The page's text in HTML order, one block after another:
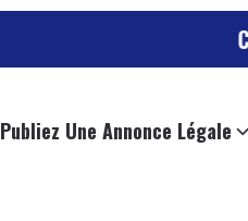
Publiez Une Annonce Légale